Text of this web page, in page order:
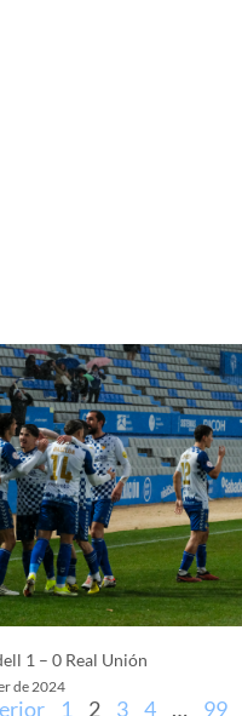
1 – 0 Real Unión
de 2024
1 2 3 4 … 99